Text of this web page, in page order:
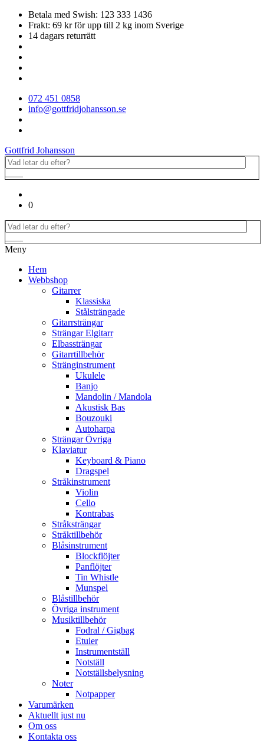
Betala med Swish: 123 333 1436
Frakt: 69 kr för upp till 2 kg inom Sverige
14 dagars returrätt
072 451 0858
info@gottfridjohansson.se
Gottfrid Johansson
0
Meny
Hem
Webbshop
Gitarrer
Klassiska
Stålsträngade
Gitarrsträngar
Strängar Elgitarr
Elbassträngar
Gitarrtillbehör
Stränginstrument
Ukulele
Banjo
Mandolin / Mandola
Akustisk Bas
Bouzouki
Autoharpa
Strängar Övriga
Klaviatur
Keyboard & Piano
Dragspel
Stråkinstrument
Violin
Cello
Kontrabas
Stråksträngar
Stråktillbehör
Blåsinstrument
Blockflöjter
Panflöjter
Tin Whistle
Munspel
Blåstillbehör
Övriga instrument
Musiktillbehör
Fodral / Gigbag
Etuier
Instrumentställ
Notställ
Notställsbelysning
Noter
Notpapper
Varumärken
Aktuellt just nu
Om oss
Kontakta oss